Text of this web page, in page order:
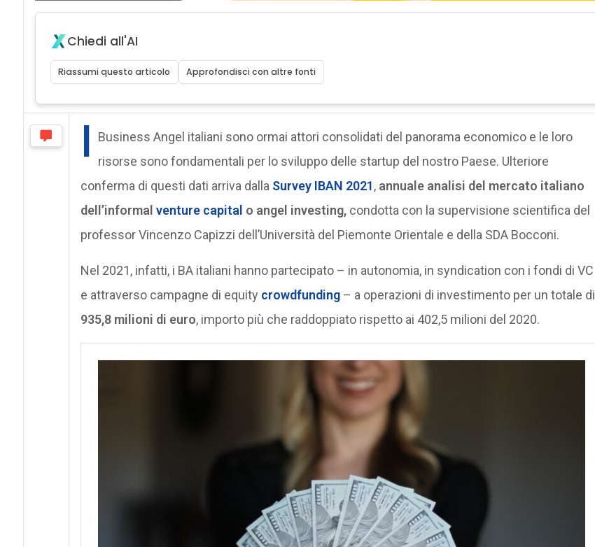
Chiedi all'AI
Riassumi questo articolo Approfondisci con altre fonti
I
Business Angel italiani sono ormai attori consolidati del panorama economico e le loro
risorse sono fondamentali per lo sviluppo delle startup del nostro Paese. Ulteriore
conferma di questi dati arriva dalla Survey IBAN 2021, annuale analisi del mercato italiano
dell’informal venture capital o angel investing, condotta con la supervisione scientifica del
professor Vincenzo Capizzi dell’Università del Piemonte Orientale e della SDA Bocconi.
Nel 2021, infatti, i BA italiani hanno partecipato – in autonomia, in syndication con i fondi di VC
e attraverso campagne di equity crowdfunding– a operazioni di investimento per un totale di
935,8 milioni di euro, importo più che raddoppiato rispetto ai 402,5 milioni del 2020.